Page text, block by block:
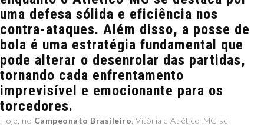
uma defesa sólida e eficiência nos
contra-ataques. Além disso, a posse de
bola é uma estratégia fundamental que
pode alterar o desenrolar das partidas,
tornando cada enfrentamento
imprevisível e emocionante para os
torcedores.
Hoje, no Campeonato Brasileiro , Vitória e Atlético-MG se